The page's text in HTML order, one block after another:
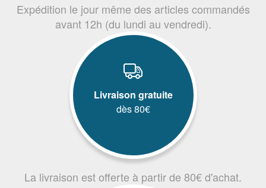
Expédition le jour même des articles commandés
avant 12h (du lundi au vendredi).
Livraison gratuite
dès 80€
La livraison est offerte à partir de 80€ d'achat.